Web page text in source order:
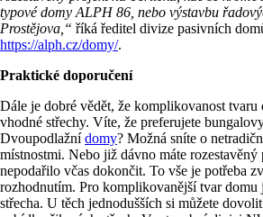
typové domy ALPH 86, nebo výstavbu
Prostějova,“ říká ředitel divize pasivních
https://alph.cz/domy/.
Praktické doporučení
Dále je dobré vědět, že komplikovanost
vhodné střechy. Víte, že preferujete
Dvoupodlažnídomy? Možná sníte o
místnostmi. Nebo již dávno máte rozestavěný
nepodařilo včas dokončit. To vše je potřeba
rozhodnutím. Pro komplikovanější tvar domu
střecha. U těch jednodušších si můžete